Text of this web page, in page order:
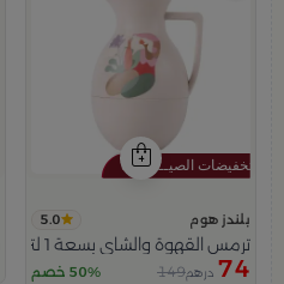
بلندز هوم 5.0
ترمس القهوة والشاي بسعة 1 لتر باللون البيج من فيولا
74 درهم149 50% خصم